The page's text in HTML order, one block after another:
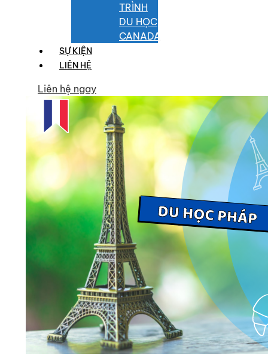
TRÌNH
DU HỌC
CANADA
SỰ KIỆN
LIÊN HỆ
Liên hệ ngay